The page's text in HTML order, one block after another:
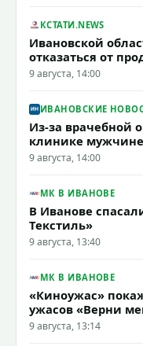
КСТАТИ.NEWS
Ивановской
отказаться от
9 августа, 14:00
ИВАНОВСКИЕ
Из-за врачебной
клинике
9 августа, 14:00
МК В ИВАНОВЕ
В Иванове
Текстиль»
9 августа, 13:40
МК В ИВАНОВЕ
«Киноужас»
ужасов «Верни
9 августа, 13:14